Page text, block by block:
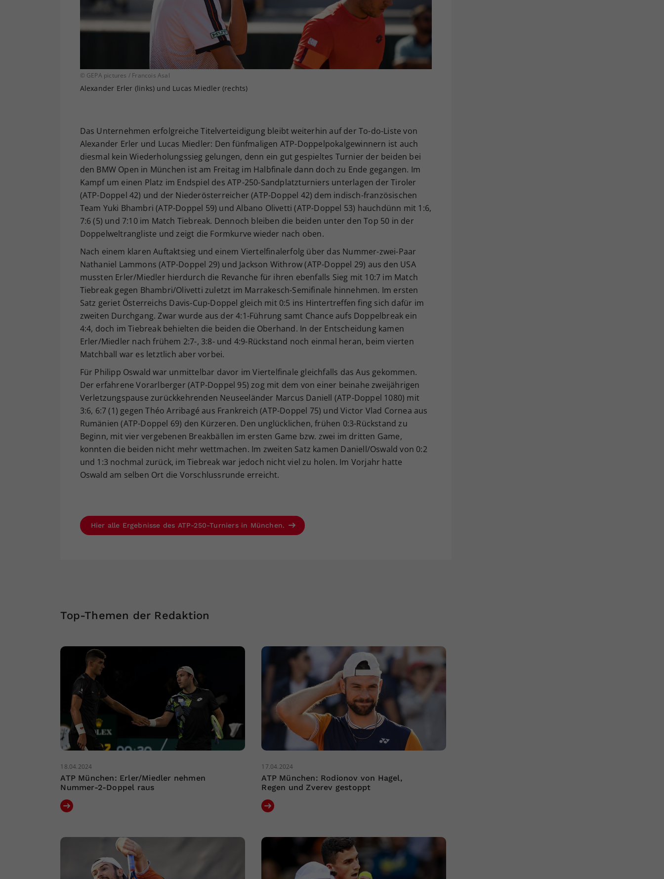
© GEPA pictures / Francois Asal
Alexander Erler (links) und Lucas Miedler (rechts)
Das Unternehmen erfolgreiche Titelverteidigung bleibt weiterhin auf der To-do-Liste von
Alexander Erler und Lucas Miedler: Den fünfmaligen ATP-Doppelpokalgewinnern ist auch
diesmal kein Wiederholungssieg gelungen, denn ein gut gespieltes Turnier der beiden bei
den BMW Open in München ist am Freitag im Halbfinale dann doch zu Ende gegangen. Im
Kampf um einen Platz im Endspiel des ATP-250-Sandplatzturniers unterlagen der Tiroler
(ATP-Doppel 42) und der Niederösterreicher (ATP-Doppel 42) dem indisch-französischen
Team Yuki Bhambri (ATP-Doppel 59) und Albano Olivetti (ATP-Doppel 53) hauchdünn mit 1:6,
7:6 (5) und 7:10 im Match Tiebreak. Dennoch bleiben die beiden unter den Top 50 in der
Doppelweltrangliste und zeigt die Formkurve wieder nach oben.
Nach einem klaren Auftaktsieg und einem Viertelfinalerfolg über das Nummer-zwei-Paar
Nathaniel Lammons (ATP-Doppel 29) und Jackson Withrow (ATP-Doppel 29) aus den USA
mussten Erler/Miedler hierdurch die Revanche für ihren ebenfalls Sieg mit 10:7 im Match
Tiebreak gegen Bhambri/Olivetti zuletzt im Marrakesch-Semifinale hinnehmen. Im ersten
Satz geriet Österreichs Davis-Cup-Doppel gleich mit 0:5 ins Hintertreffen fing sich dafür im
zweiten Durchgang. Zwar wurde aus der 4:1-Führung samt Chance aufs Doppelbreak ein
4:4, doch im Tiebreak behielten die beiden die Oberhand. In der Entscheidung kamen
Erler/Miedler nach frühem 2:7-, 3:8- und 4:9-Rückstand noch einmal heran, beim vierten
Matchball war es letztlich aber vorbei.
Für Philipp Oswald war unmittelbar davor im Viertelfinale gleichfalls das Aus gekommen.
Der erfahrene Vorarlberger (ATP-Doppel 95) zog mit dem von einer beinahe zweijährigen
Verletzungspause zurückkehrenden Neuseeländer Marcus Daniell (ATP-Doppel 1080) mit
3:6, 6:7 (1) gegen Théo Arribagé aus Frankreich (ATP-Doppel 75) und Victor Vlad Cornea aus
Rumänien (ATP-Doppel 69) den Kürzeren. Den unglücklichen, frühen 0:3-Rückstand zu
Beginn, mit vier vergebenen Breakbällen im ersten Game bzw. zwei im dritten Game,
konnten die beiden nicht mehr wettmachen. Im zweiten Satz kamen Daniell/Oswald von 0:2
und 1:3 nochmal zurück, im Tiebreak war jedoch nicht viel zu holen. Im Vorjahr hatte
Oswald am selben Ort die Vorschlussrunde erreicht.
Hier alle Ergebnisse des ATP-250-Turniers in München.
Top-Themen der Redaktion
18.04.2024
ATP München: Erler/Miedler nehmen
Nummer-2-Doppel raus
17.04.2024
ATP München: Rodionov von Hagel,
Regen und Zverev gestoppt
Ihrer vorgenommen Einstellungen, falls der
Webseiten-Betreiber dies eingestellt hat.